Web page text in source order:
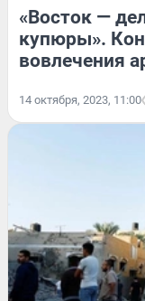
«Восток —
купюры».
вовлечения
14 октября, 2023, 11:00